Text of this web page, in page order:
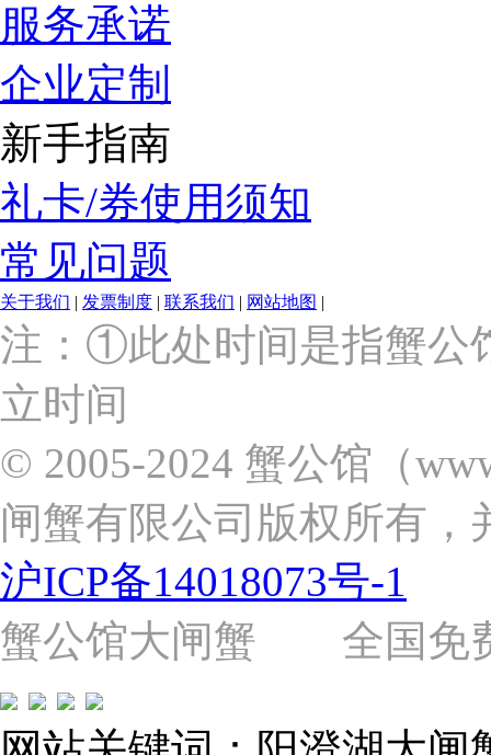
服务承诺
企业定制
新手指南
礼卡/券使用须知
常见问题
关于我们 | 发票制度 | 联系我们 | 网站地图 |
上
海
市
浦
东
区
杨
路
号
（靠
近
苗
圃
路）
Tel:
021-
62243579
注：①此处时间是指蟹公
立时间
© 2005-2024 蟹公馆（
闸蟹有限公司版权所有，
沪ICP备14018073号-1
蟹公馆大闸蟹 全国免费